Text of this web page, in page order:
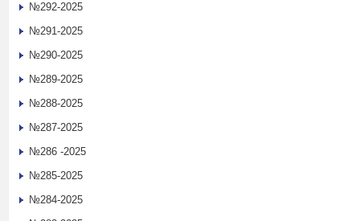
№292-2025
№291-2025
№290-2025
№289-2025
№288-2025
№287-2025
№286 -2025
№285-2025
№284-2025